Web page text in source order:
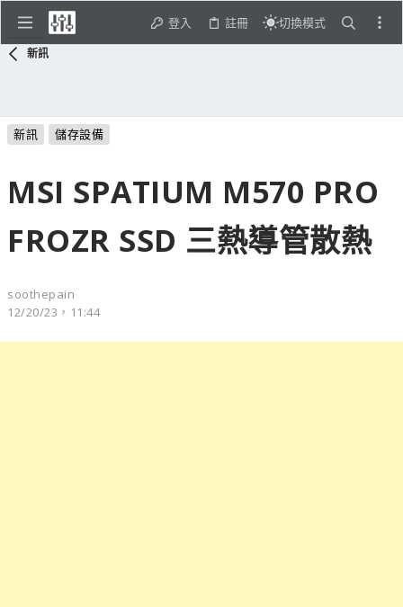
登入 註冊 切換模式
新訊
新訊 儲存設備
MSI SPATIUM M570 PRO
FROZR SSD 三熱導管散熱
soothepain
12/20/23，11:44